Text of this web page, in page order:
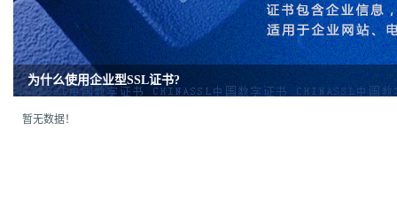
为什么使用企业型SSL证书?
为什么企业型SSL证书? 证书包含企业信息，点击证书信息立辨网站是否属于该
暂无数据！